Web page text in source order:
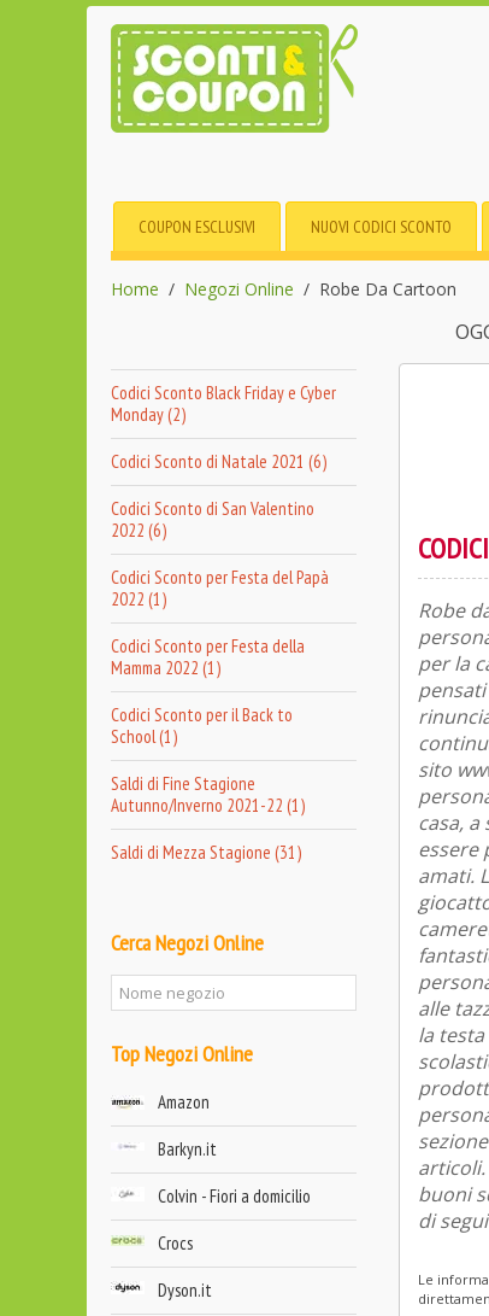
COUPON ESCLUSIVI NUOVI CODICI SCONTO
Home Negozi Online Robe Da Cartoon
Codici Sconto Black Friday e Cyber
Monday (2)
Codici Sconto di Natale 2021 (6)
Codici Sconto di San Valentino
2022 (6)
Codici Sconto per Festa del Papà
2022 (1)
Codici Sconto per Festa della
Mamma 2022 (1)
Codici Sconto per il Back to
School (1)
Saldi di Fine Stagione
Autunno/Inverno 2021-22 (1)
Saldi di Mezza Stagione (31)
Cerca Negozi Online
Top Negozi Online
Amazon
Barkyn.it
Colvin - Fiori a domicilio
Crocs
Dyson.it
Robe
per la
sito
casa,
essere
amati.
alle
la
buoni
di
Le